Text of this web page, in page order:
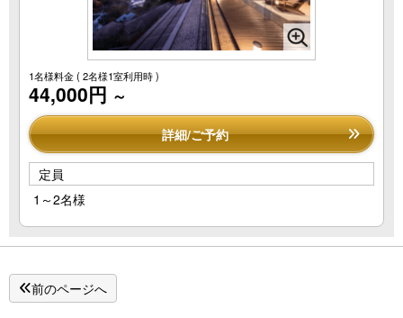
1名様料金( 2名様1室利用時 )
44,000円 ～
詳細/ご予約
定員
1～2名様
前のページへ